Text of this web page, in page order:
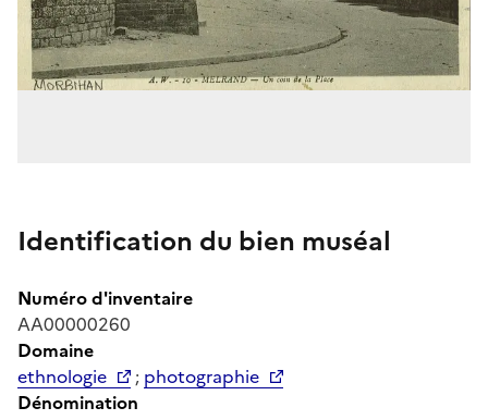
Identification du bien muséal
Numéro d'inventaire
AA00000260
Domaine
ethnologie
; photographie
Dénomination